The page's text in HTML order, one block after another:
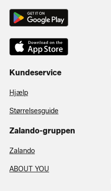
Kundeservice
Hjælp
Størrelsesguide
Zalando-gruppen
Zalando
ABOUT YOU